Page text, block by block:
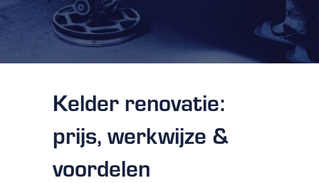
Kelder renovatie:
prijs, werkwijze &
voordelen